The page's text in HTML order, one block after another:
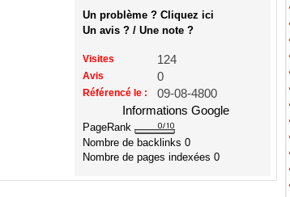
Un problème ? Cliquez ici
Un avis ? / Une note ?
Visites 124
Avis 0
Référencé le :
09-08-4800
Informations Google
PageRank
Nombre de backlinks0
Nombre de pages indexées0